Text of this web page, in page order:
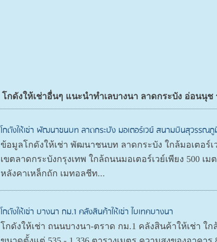
โกดังให้เช่าอื่นๆ แนะนำทำเลบางนา ลาดกระบัง อ่อนนุช
โกดังให้เช่า พัฒนาชนบท ลาดกระบัง มอเตอร์เวย์ สนามบินสุวรรณ
ข้อมูลโกดังให้เช่า พัฒนาชนบท ลาดกระบัง ใกล้มอเตอ
เขตลาดกระบังกรุงเทพ ใกล้ถนนมอเตอร์เวย์เพียง 500
หลังคาเหล็กถัก เมทอลชีท...
โกดังให้เช่า บางนา กม.1 คลังสินค้าให้เช่า ไบเทคบางนา
โกดังให้เช่า ถนนบางนา-ตราด กม.1 คลังสินค้าให้เช่า ใ